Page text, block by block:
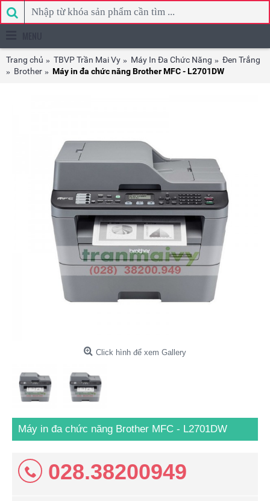
Trang chủ TBVP Trần Mai Vy Máy In Đa Chức Năng
Đen Trắng
Brother
Máy in đa chức năng Brother MFC - L2701DW
Click hình để xem Gallery
Máy in đa chức năng Brother MFC - L2701DW
028.38200949